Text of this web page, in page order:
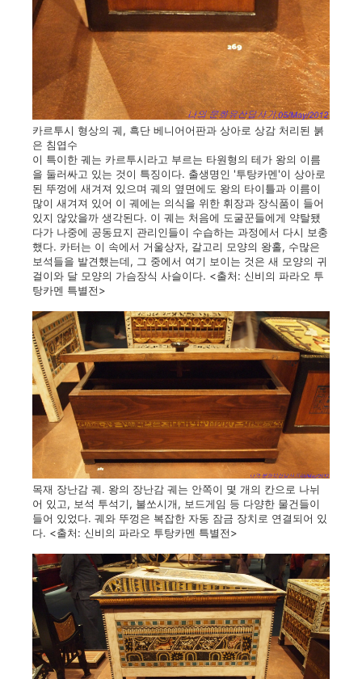
카르투시 형상의 궤, 흑단 베니어어판과 상아로 상감 처리된 붉
은 침엽수
이 특이한 궤는 카르투시라고 부르는 타원형의 테가 왕의 이름
을 둘러싸고 있는 것이 특징이다. 출생명인 '투탕카멘'이 상아로
된 뚜껑에 새겨져 있으며 궤의 옆면에도 왕의 타이틀과 이름이
많이 새겨져 있어 이 궤에는 의식을 위한 휘장과 장식품이 들어
있지 않았을까 생각된다. 이 궤는 처음에 도굴꾼들에게 약탈됐
다가 나중에 공동묘지 관리인들이 수습하는 과정에서 다시 보충
했다. 카터는 이 속에서 거울상자, 갈고리 모양의 왕홀, 수많은
보석들을 발견했는데, 그 중에서 여기 보이는 것은 새 모양의 귀
걸이와 달 모양의 가슴장식 사슬이다. <출처: 신비의 파라오 투
탕카멘 특별전>
목재 장난감 궤. 왕의 장난감 궤는 안쪽이 몇 개의 칸으로 나뉘
어 있고, 보석 투석기, 불쏘시개, 보드게임 등 다양한 물건들이
들어 있었다. 궤와 뚜껑은 복잡한 자동 잠금 장치로 연결되어 있
다. <출처: 신비의 파라오 투탕카멘 특별전>